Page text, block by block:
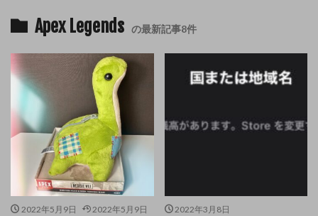
Apex Legends の最新記事8件
2022年5月9日 2022年5月9日
2022年3月8日